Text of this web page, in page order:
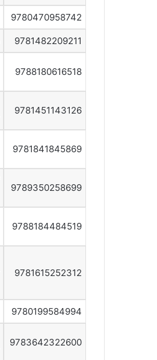
9780470958742
9781482209211
9788180616518
9781451143126
9781841845869
9789350258699
9788184484519
9781615252312
9780199584994
9783642322600